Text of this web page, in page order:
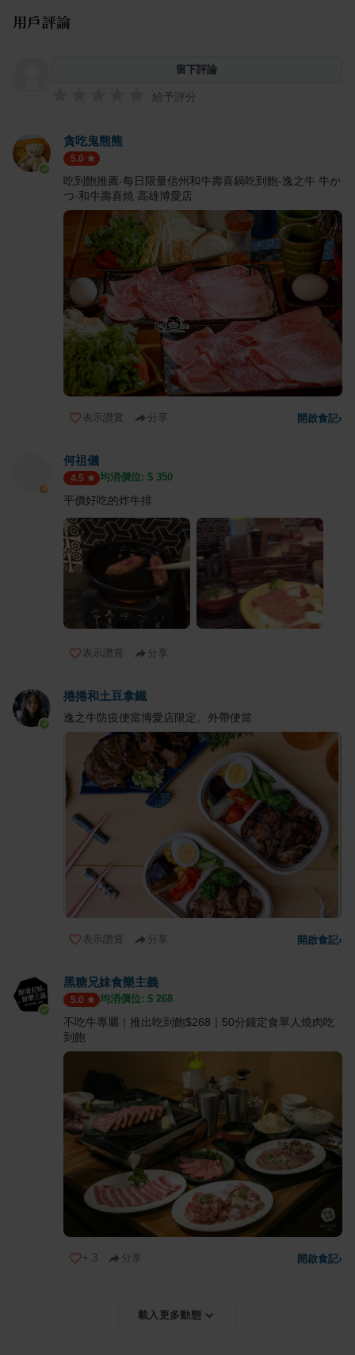
用戶評論
留下評論
給予評分
貪吃鬼熊熊
5.0
吃到飽推薦-每日限量信州和牛壽喜鍋吃到飽-逸之牛 牛か
つ·和牛壽喜燒 高雄博愛店
表示讚賞 分享 開啟食記›
何祖儀
4.5 均消價位: $ 350
平價好吃的炸牛排
表示讚賞 分享
捲捲和土豆拿鐵
逸之牛防疫便當博愛店限定。外帶便當
表示讚賞 分享 開啟食記›
黑糖兄妹食樂主義
5.0 均消價位: $ 268
不吃牛專屬｜推出吃到飽$268｜50分鐘定食單人燒肉吃
到飽
+ 3 分享 開啟食記›
載入更多動態